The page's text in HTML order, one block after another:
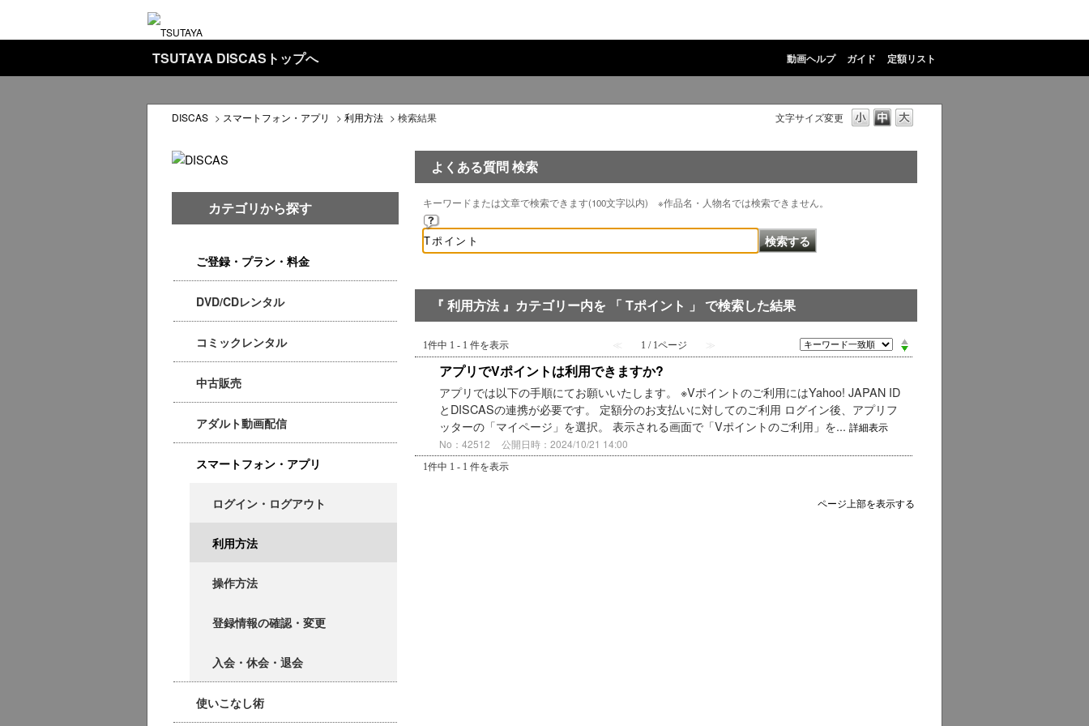
TSUTAYA DISCASトップへ 動画ヘルプ ガイド 定額リスト
文字サイズ変更
DISCAS > スマートフォン・アプリ > 利用方法 > 検索結果
カテゴリから探す
ご登録・プラン・料金
DVD/CDレンタル
コミックレンタル
中古販売
アダルト動画配信
スマートフォン・アプリ
ログイン・ログアウト
利用方法
操作方法
登録情報の確認・変更
入会・休会・退会
使いこなし術
よくある質問 検索
キーワードまたは文章で検索できます(100文字以内) ※作品名・人物名では検索できません。
『 利用方法 』カテゴリー内を 「 Tポイント 」 で検索した結果
1件中 1 - 1 件を表示 ≪ 1 / 1ページ ≫
アプリでVポイントは利用できますか?
アプリでは以下の手順にてお願いいたします。 ※Vポイントのご利用にはYahoo! JAPAN ID
とDISCASの連携が必要です。 定額分のお支払いに対してのご利用 ログイン後、アプリフ
ッターの「マイページ」を選択。 表示される画面で「Vポイントのご利用」を... 詳細表示
No：42512 公開日時：2024/10/21 14:00
1件中 1 - 1 件を表示
ページ上部を表示する